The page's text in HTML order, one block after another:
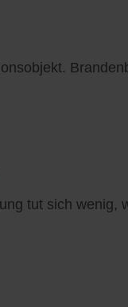
tut sich wenig,